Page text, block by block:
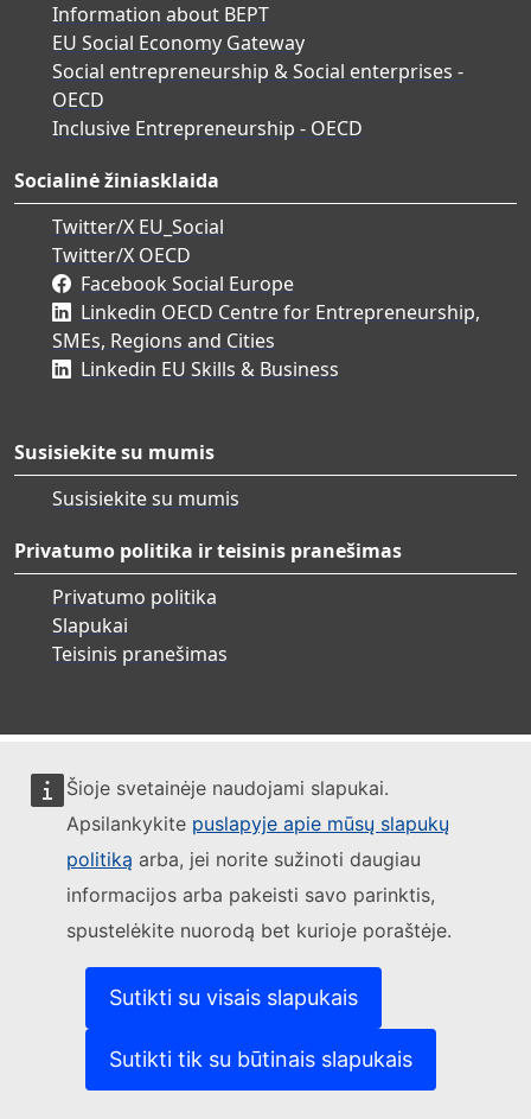
Šioje svetainėje naudojami slapukai.
Apsilankykite puslapyje apie mūsų slapukų
politiką arba, jei norite sužinoti daugiau
informacijos arba pakeisti savo parinktis,
spustelėkite nuorodą bet kurioje poraštėje.
Sutikti su visais slapukais
Sutikti tik su būtinais slapukais
Information about BEPT
EU Social Economy Gateway
Social entrepreneurship & Social enterprises -
OECD
Inclusive Entrepreneurship - OECD
Socialinė žiniasklaida
Twitter/X EU_Social
Twitter/X OECD
Facebook Social Europe
Linkedin OECD Centre for Entrepreneurship,
SMEs, Regions and Cities
Linkedin EU Skills & Business
Susisiekite su mumis
Susisiekite su mumis
Privatumo politika ir teisinis pranešimas
Privatumo politika
Slapukai
Teisinis pranešimas